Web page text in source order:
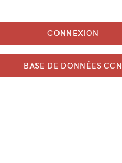
CONNEXION
BASE DE DONNÉES CCN